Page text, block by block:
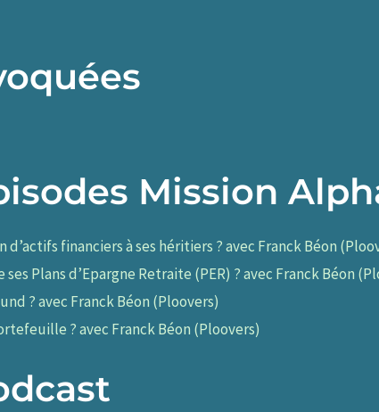
Mission
financiers à ses héritiers ? avec Franck Béon
Plans d’Epargne Retraite (PER) ? avec Franck Béon
? avec Franck Béon (Ploovers)
? avec Franck Béon (Ploovers)